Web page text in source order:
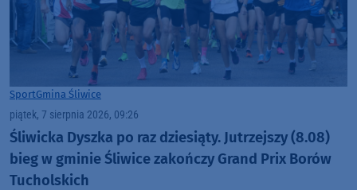
SportGmina Śliwice
piątek, 7 sierpnia 2026, 09:26
Śliwicka Dyszka po raz dziesiąty. Jutrzejszy (8.08)
bieg w gminie Śliwice zakończy Grand Prix Borów
Tucholskich